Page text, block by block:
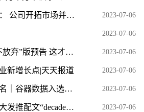
西力科技董秘回复： 公司开拓市场并取得更高市场份额的步伐从未停止，公司新产品研发情况请您关注相关公告 热资讯 2023-07-06
2023-07-06
《茶啊二中》曝“不放弃”版预告 这才是青春 2023-07-06
新增长点|天天报道 2023-07-06
环球通讯！榜上有名｜谷器数据入选2023工业互联网500强榜单 2023-07-06
假面骑士：井上正大发推配文“decade”，或将开启帝骑复活赛？粉丝说不要拍出21神主了 当前热点 2023-07-06